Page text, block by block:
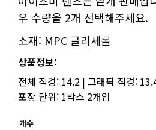
됨
우 수량을 2개 선택해주세요.
소재: MPC 글리세롤
상품정보:
전체 직경: 14.2 | 그래픽 직경:
포장 단위: 1박스 2개입
개수